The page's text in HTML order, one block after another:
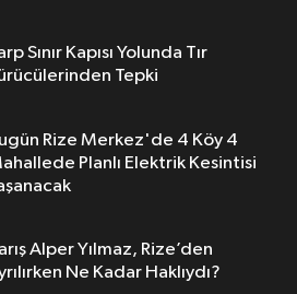
Sınır Kapısı Yolunda Tır
Tepki
Rize Merkez'de 4 Köy 4
Planlı Elektrik Kesintisi
Alper Yılmaz, Rize’den
Ne Kadar Haklıydı?